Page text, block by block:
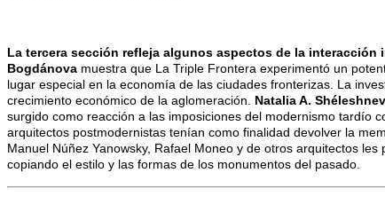
La tercera sección refleja algunos aspectos de la interacción
Bogdánova muestra que La Triple Frontera experimentó un
lugar especial en la economía de las ciudades fronterizas. La
crecimiento económico de la aglomeración. Natalia A.
surgido como reacción a las imposiciones del modernismo tardío
arquitectos postmodernistas tenían como finalidad devolver la
Manuel Núñez Yanowsky, Rafael Moneo y de otros arquitectos
copiando el estilo y las formas de los monumentos del pasado.